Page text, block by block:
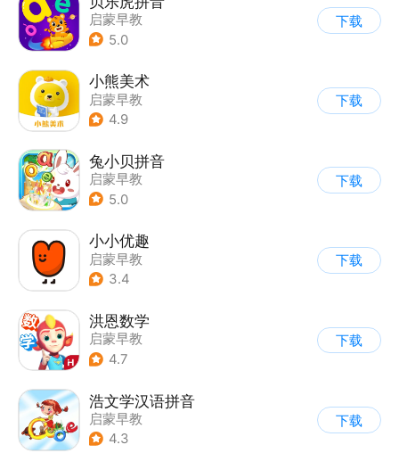
启蒙早教
5.0
下载
小熊美术
启蒙早教
4.9
下载
兔小贝拼音
启蒙早教
5.0
下载
小小优趣
启蒙早教
3.4
下载
洪恩数学
启蒙早教
4.7
下载
浩文学汉语拼音
启蒙早教
4.3
下载